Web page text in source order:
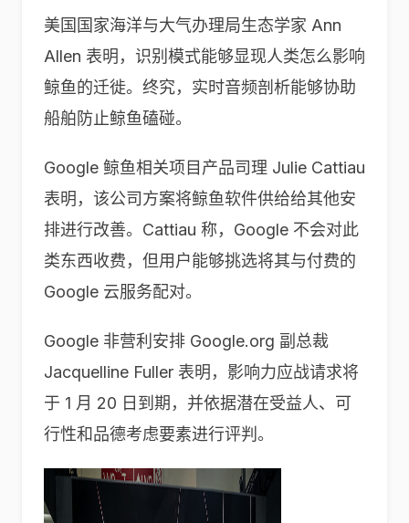
美国国家海洋与大气办理局生态学家 Ann
Allen 表明，识别模式能够显现人类怎么影响
鲸鱼的迁徙。终究，实时音频剖析能够协助
船舶防止鲸鱼磕碰。
Google 鲸鱼相关项目产品司理 Julie Cattiau
表明，该公司方案将鲸鱼软件供给给其他安
排进行改善。Cattiau 称，Google 不会对此
类东西收费，但用户能够挑选将其与付费的
Google 云服务配对。
Google 非营利安排 Google.org 副总裁
Jacquelline Fuller 表明，影响力应战请求将
于 1 月 20 日到期，并依据潜在受益人、可
行性和品德考虑要素进行评判。